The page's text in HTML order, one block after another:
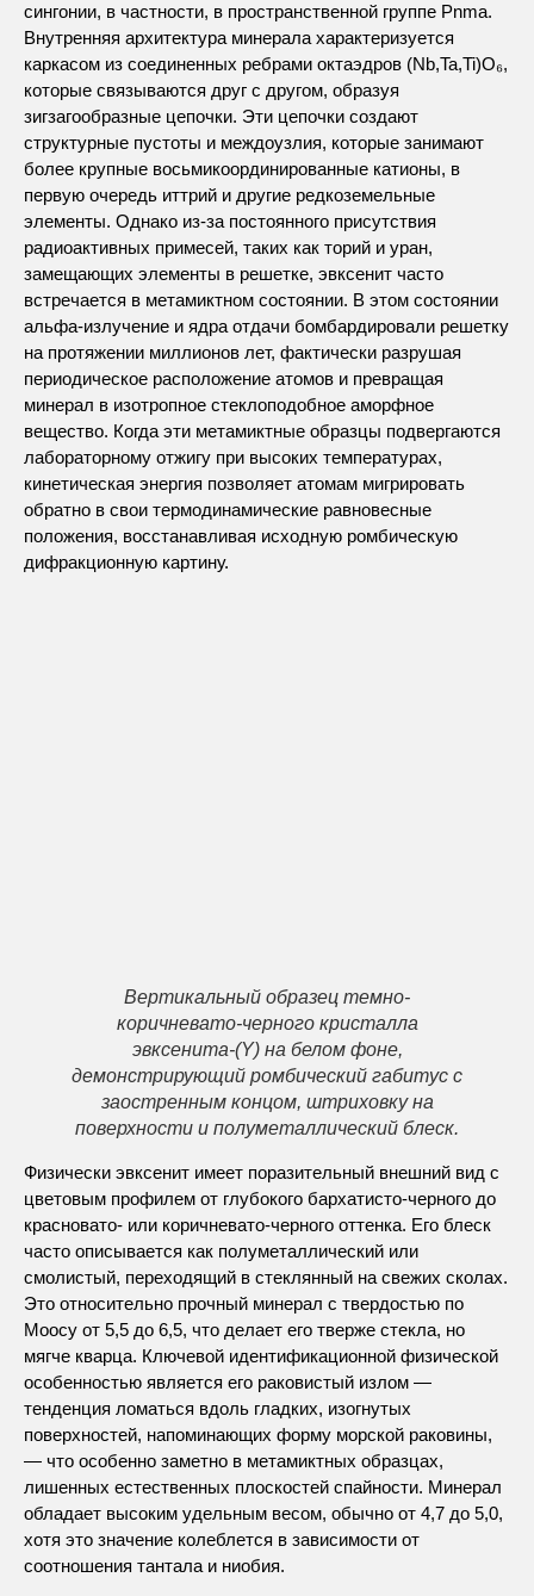
сингонии, в частности, в пространственной группе Pnma.
Внутренняя архитектура минерала характеризуется
каркасом из соединенных ребрами октаэдров (Nb,Ta,Ti)O₆,
которые связываются друг с другом, образуя
зигзагообразные цепочки. Эти цепочки создают
структурные пустоты и междоузлия, которые занимают
более крупные восьмикоординированные катионы, в
первую очередь иттрий и другие редкоземельные
элементы. Однако из-за постоянного присутствия
радиоактивных примесей, таких как торий и уран,
замещающих элементы в решетке, эвксенит часто
встречается в метамиктном состоянии. В этом состоянии
альфа-излучение и ядра отдачи бомбардировали решетку
на протяжении миллионов лет, фактически разрушая
периодическое расположение атомов и превращая
минерал в изотропное стеклоподобное аморфное
вещество. Когда эти метамиктные образцы подвергаются
лабораторному отжигу при высоких температурах,
кинетическая энергия позволяет атомам мигрировать
обратно в свои термодинамические равновесные
положения, восстанавливая исходную ромбическую
дифракционную картину.
Вертикальный образец темно-
коричневато-черного кристалла
эвксенита-(Y) на белом фоне,
демонстрирующий ромбический габитус с
заостренным концом, штриховку на
поверхности и полуметаллический блеск.
Физически эвксенит имеет поразительный внешний вид с
цветовым профилем от глубокого бархатисто-черного до
красновато- или коричневато-черного оттенка. Его блеск
часто описывается как полуметаллический или
смолистый, переходящий в стеклянный на свежих сколах.
Это относительно прочный минерал с твердостью по
Моосу от 5,5 до 6,5, что делает его тверже стекла, но
мягче кварца. Ключевой идентификационной физической
особенностью является его раковистый излом —
тенденция ломаться вдоль гладких, изогнутых
поверхностей, напоминающих форму морской раковины,
— что особенно заметно в метамиктных образцах,
лишенных естественных плоскостей спайности. Минерал
обладает высоким удельным весом, обычно от 4,7 до 5,0,
хотя это значение колеблется в зависимости от
соотношения тантала и ниобия.